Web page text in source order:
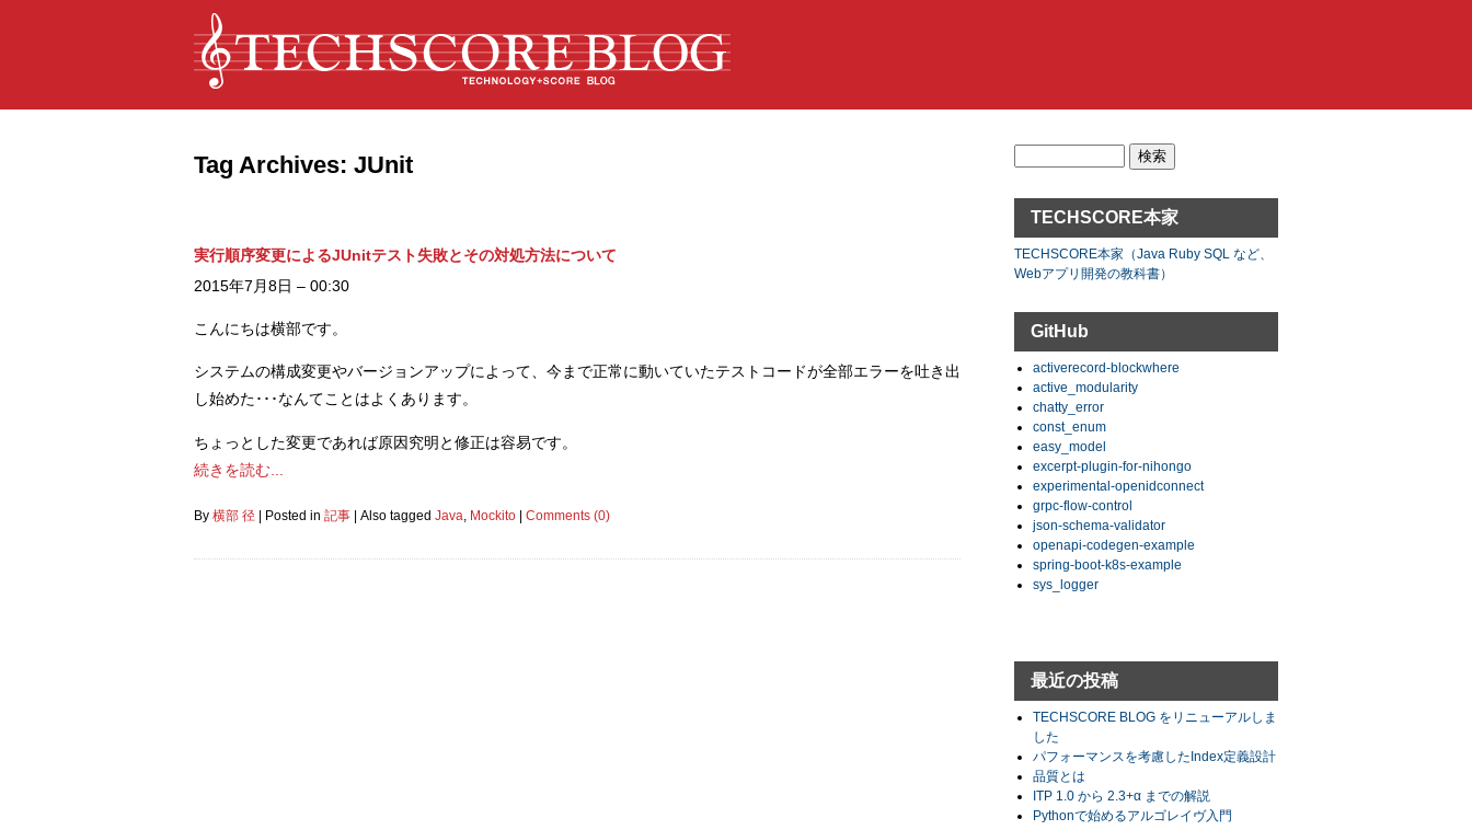
Tag Archives: JUnit
実行順序変更によるJUnitテスト失敗とその対処方法について
2015年7月8日 – 00:30
こんにちは横部です。
システムの構成変更やバージョンアップによって、今まで正常に動いていたテストコードが全部エラーを吐き出
し始めた･･･なんてことはよくあります。
ちょっとした変更であれば原因究明と修正は容易です。
続きを読む...
By 横部 径 Posted in 記事 Also tagged Java Mockito Comments (0)
TECHSCORE本家
TECHSCORE本家（Java Ruby SQL など、
Webアプリ開発の教科書）
GitHub
activerecord-blockwhere
active_modularity
chatty_error
const_enum
easy_model
excerpt-plugin-for-nihongo
experimental-openidconnect
grpc-flow-control
json-schema-validator
openapi-codegen-example
spring-boot-k8s-example
sys_logger
最近の投稿
TECHSCORE BLOG をリニューアルしま
した
パフォーマンスを考慮したIndex定義設計
品質とは
ITP 1.0 から 2.3+α までの解説
Pythonで始めるアルゴレイヴ入門